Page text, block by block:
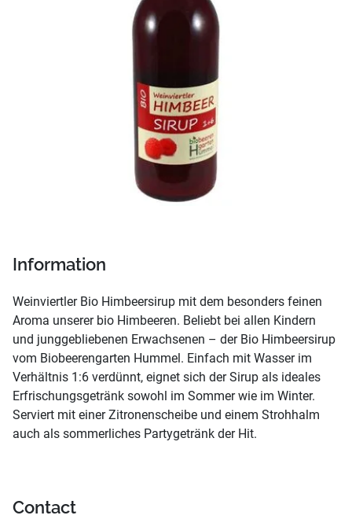
Information
Weinviertler Bio Himbeersirup mit dem besonders feinen
Aroma unserer bio Himbeeren. Beliebt bei allen Kindern
und junggebliebenen Erwachsenen – der Bio Himbeersirup
vom Biobeerengarten Hummel. Einfach mit Wasser im
Verhältnis 1:6 verdünnt, eignet sich der Sirup als ideales
Erfrischungsgetränk sowohl im Sommer wie im Winter.
Serviert mit einer Zitronenscheibe und einem Strohhalm
auch als sommerliches Partygetränk der Hit.
Contact